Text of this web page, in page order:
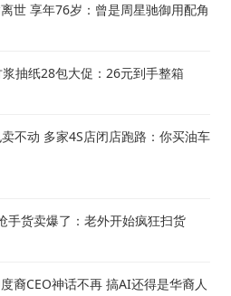
世 享年76岁：曾是周星驰御用配角
抽纸28包大促：26元到手整箱
不动 多家4S店闭店跑路：你买油车
手货卖爆了：老外开始疯狂扫货
裔CEO神话不再 搞AI还得是华裔人